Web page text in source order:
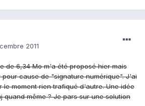
2011
de 6,34 Mo m'a été proposé hier mais
pour cause de "signature numérique". J'ai
le moment rien trafiqué d'autre. Une idée
quand même ? Je pars sur une solution